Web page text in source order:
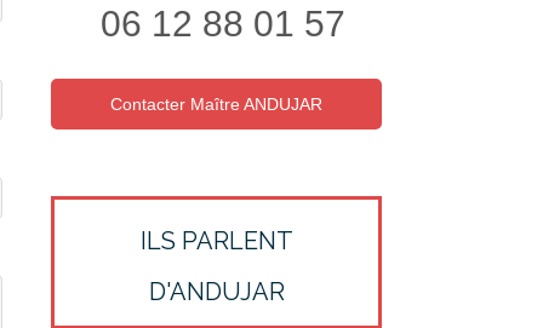
06 12 88 01 57
Contacter Maître ANDUJAR
ILS PARLENT
D'ANDUJAR